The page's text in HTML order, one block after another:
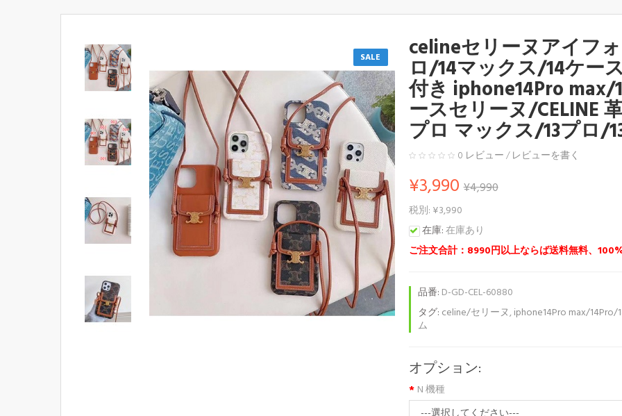
SALE celineセリーヌアイフ
ロ/14マックス/14ケー
付き iphone14Pro
ースセリーヌ/CELINE
プロ マックス/13プロ/
0 レビュー/レビューを書く
¥3,990¥4,990
税別: ¥3,990
在庫:在庫あり
ご注文合計：8990円以上ならば送料無料、
品番: D-GD-CEL-60880
タグ: celine/セリーヌ,iphone14Pro max/14Pro/
ム
オプション:
N 機種